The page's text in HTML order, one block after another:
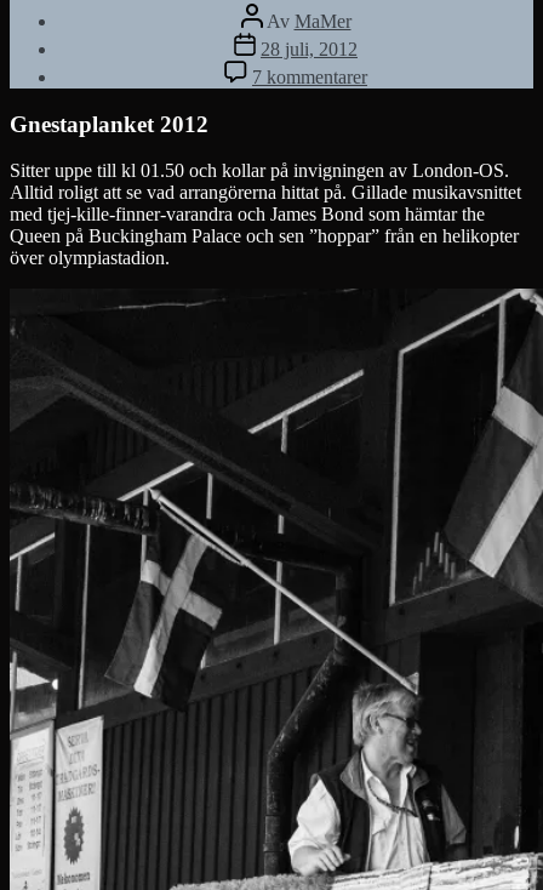
Inläggsförfattare
Av MaMer
Inläggsdatum
28 juli, 2012
7 kommentarertill
Gnestaplanket
Gnestaplanket 2012
Sitter uppe till kl 01.50 och kollar på invigningen av London-OS.
Alltid roligt att se vad arrangörerna hittat på. Gillade musikavsnittet
med tjej-kille-finner-varandra och James Bond som hämtar the
Queen på Buckingham Palace och sen ”hoppar” från en helikopter
över olympiastadion.